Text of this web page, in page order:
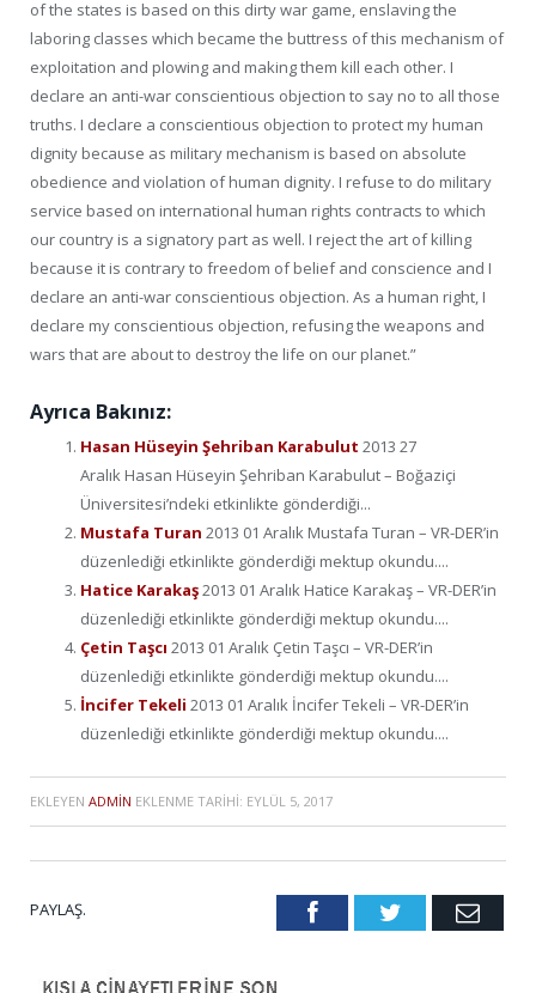
of the states is based on this dirty war game, enslaving the
laboring classes which became the buttress of this mechanism of
exploitation and plowing and making them kill each other. I
declare an anti-war conscientious objection to say no to all those
truths. I declare a conscientious objection to protect my human
dignity because as military mechanism is based on absolute
obedience and violation of human dignity. I refuse to do military
service based on international human rights contracts to which
our country is a signatory part as well. I reject the art of killing
because it is contrary to freedom of belief and conscience and I
declare an anti-war conscientious objection. As a human right, I
declare my conscientious objection, refusing the weapons and
wars that are about to destroy the life on our planet.”
Ayrıca Bakınız:
Hasan Hüseyin Şehriban Karabulut 2013 27
Aralık Hasan Hüseyin Şehriban Karabulut – Boğaziçi
Üniversitesi’ndeki etkinlikte gönderdiği...
Mustafa Turan 2013 01 Aralık Mustafa Turan – VR-DER’in
düzenlediği etkinlikte gönderdiği mektup okundu....
Hatice Karakaş2013 01 Aralık Hatice Karakaş – VR-DER’in
düzenlediği etkinlikte gönderdiği mektup okundu....
Çetin Taşcı 2013 01 Aralık Çetin Taşcı – VR-DER’in
düzenlediği etkinlikte gönderdiği mektup okundu....
İncifer Tekeli 2013 01 Aralık İncifer Tekeli – VR-DER’in
düzenlediği etkinlikte gönderdiği mektup okundu....
EKLEYEN ADMIN EKLENME TARIHI: EYLÜL 5, 2017
PAYLAŞ. FacebookTwitter Email